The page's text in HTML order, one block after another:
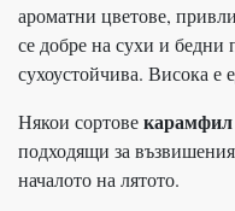
ароматни цветове,
се добре на сухи и
сухоустойчива. Висока е
Някои сортовекарамфил
подходящи за
началото на лятото.